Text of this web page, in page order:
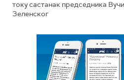
току састанак председника
Зеленског